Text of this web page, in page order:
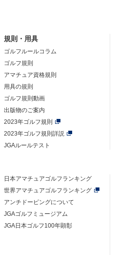
規則・用具
ゴルフルールコラム
ゴルフ規則
アマチュア資格規則
用具の規則
ゴルフ規則動画
出版物のご案内
2023年ゴルフ規則
2023年ゴルフ規則詳説
JGAルールテスト
日本アマチュアゴルフランキング
世界アマチュアゴルフランキング
アンチドーピングについて
JGAゴルフミュージアム
JGA日本ゴルフ100年顕彰